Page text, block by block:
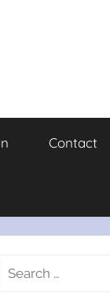
Contact
Search